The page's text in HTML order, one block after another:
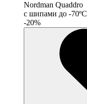
Nordman Quaddro
с шипами до -70ºС
-20%